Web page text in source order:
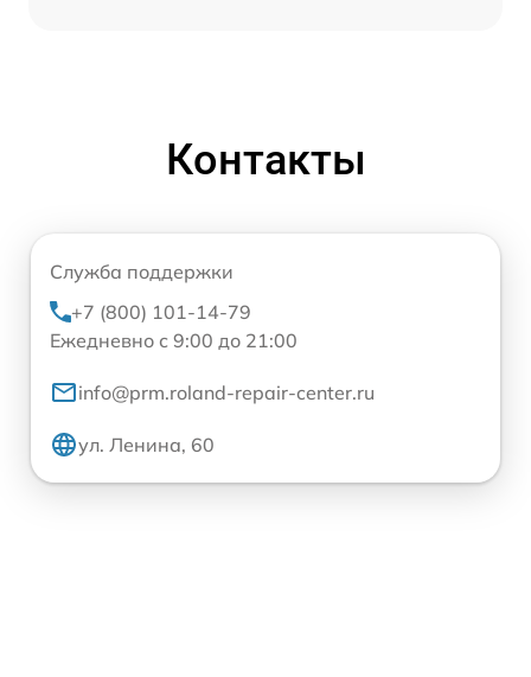
Контакты
Служба поддержки
+7 (800) 101-14-79
Ежедневно с 9:00 до 21:00
info@prm.roland-repair-center.ru
ул. Ленина, 60